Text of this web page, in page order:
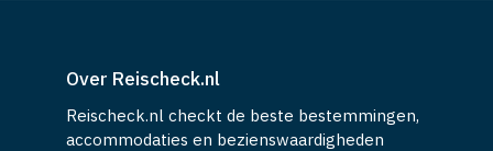
Over Reischeck.nl
Reischeck.nl checkt de beste bestemmingen,
accommodaties en bezienswaardigheden